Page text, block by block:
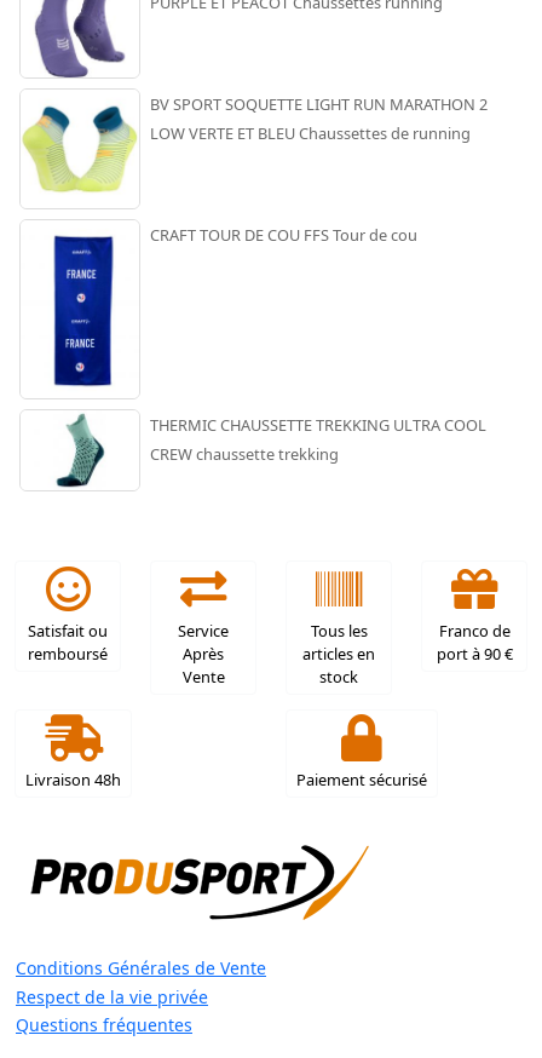
BV SPORT SOQUETTE LIGHT RUN MARATHON 2
LOW VERTE ET BLEU Chaussettes de running
CRAFT TOUR DE COU FFS Tour de cou
THERMIC CHAUSSETTE TREKKING ULTRA COOL
CREW chaussette trekking
Satisfait ou
remboursé
Service
Après
Vente
Tous les
articles en
stock
Franco de
port à 90 €
Livraison 48h Paiement sécurisé
Conditions Générales de Vente
Respect de la vie privée
Questions fréquentes